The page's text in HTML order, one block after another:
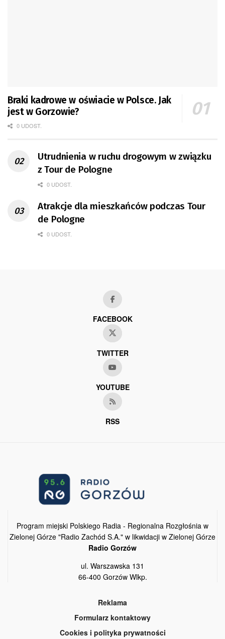
Braki kadrowe w oświacie w Polsce. Jak
jest w Gorzowie?
0 UDOST.
Utrudnienia w ruchu drogowym w związku
z Tour de Pologne
0 UDOST.
Atrakcje dla mieszkańców podczas Tour
de Pologne
0 UDOST.
FACEBOOK
TWITTER
YOUTUBE
RSS
Program miejski Polskiego Radia - Regionalna Rozgłośnia w
Zielonej Górze "Radio Zachód S.A." w likwidacji w Zielonej Górze
Radio Gorzów
ul. Warszawska 131
66-400 Gorzów Wlkp.
Reklama
Formularz kontaktowy
Cookies i polityka prywatności